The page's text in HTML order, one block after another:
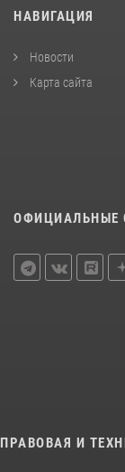
НАВИГАЦИЯ
Новости
Карта сайта
ОФИЦИАЛЬНЫЕ
ПРАВОВАЯ И